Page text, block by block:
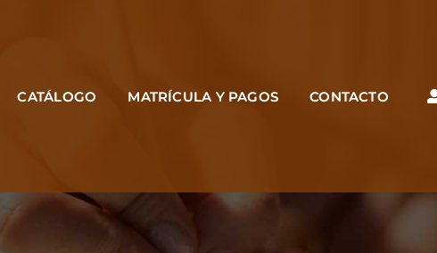
CATÁLOGO MATRÍCULA Y PAGOS CONTACTO